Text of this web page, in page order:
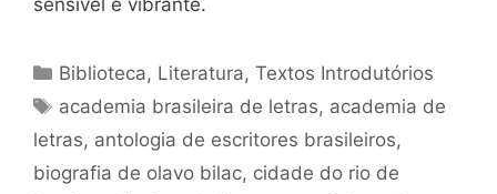
sensível e vibrante.
Categorias
Biblioteca, Literatura,Textos Introdutórios
Tags
academia brasileira de letras, academia de
letras, antologia de escritores brasileiros,
biografia de olavo bilac, cidade do rio de